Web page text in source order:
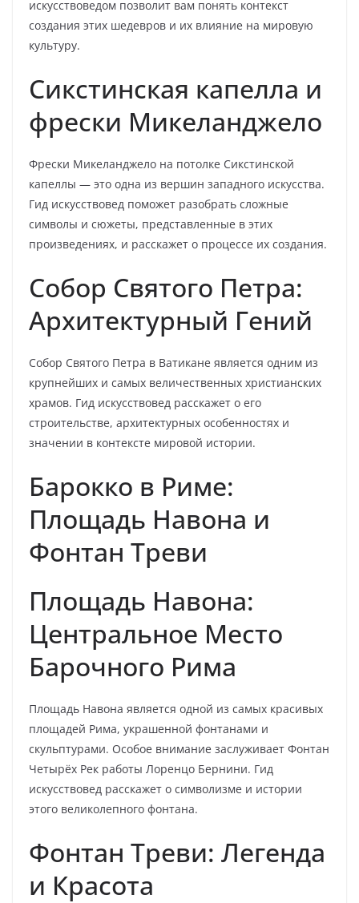
искусствоведом позволит вам понять контекст
создания этих шедевров и их влияние на мировую
культуру.
Сикстинская капелла и
фрески Микеланджело
Фрески Микеланджело на потолке Сикстинской
капеллы — это одна из вершин западного искусства.
Гид искусствовед поможет разобрать сложные
символы и сюжеты, представленные в этих
произведениях, и расскажет о процессе их создания.
Собор Святого Петра:
Архитектурный Гений
Собор Святого Петра в Ватикане является одним из
крупнейших и самых величественных христианских
храмов. Гид искусствовед расскажет о его
строительстве, архитектурных особенностях и
значении в контексте мировой истории.
Барокко в Риме:
Площадь Навона и
Фонтан Треви
Площадь Навона:
Центральное Место
Барочного Рима
Площадь Навона является одной из самых красивых
площадей Рима, украшенной фонтанами и
скульптурами. Особое внимание заслуживает Фонтан
Четырёх Рек работы Лоренцо Бернини. Гид
искусствовед расскажет о символизме и истории
этого великолепного фонтана.
Фонтан Треви: Легенда
и Красота